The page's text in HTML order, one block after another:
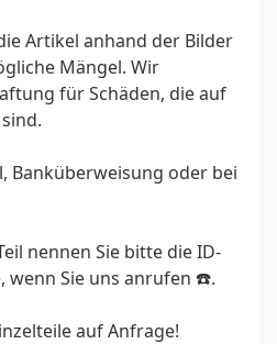
Artikel anhand der Bilder
Mängel. Wir
für Schäden, die auf
Banküberweisung oder bei
nennen Sie bitte die ID-
wenn Sie uns anrufen ☎️.
auf Anfrage!